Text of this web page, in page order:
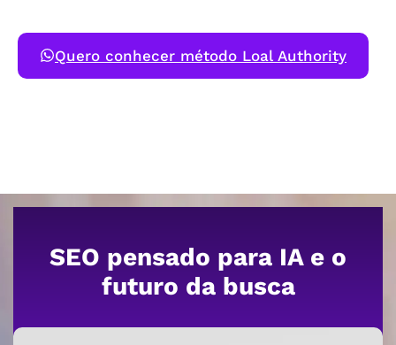
Quero conhecer método Loal Authority
SEO pensado para IA e o
futuro da busca